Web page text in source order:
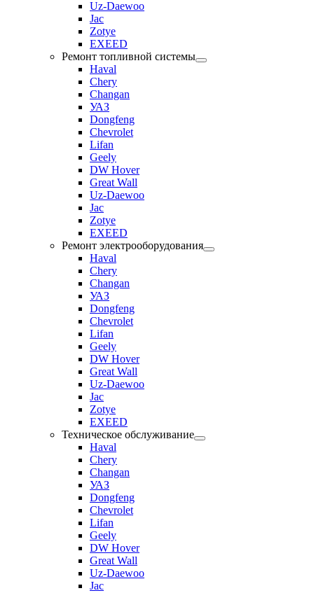
Uz-Daewoo
Jac
Zotye
EXEED
Ремонт топливной системы
Haval
Chery
Changan
УАЗ
Dongfeng
Chevrolet
Lifan
Geely
DW Hover
Great Wall
Uz-Daewoo
Jac
Zotye
EXEED
Ремонт электрооборудования
Haval
Chery
Changan
УАЗ
Dongfeng
Chevrolet
Lifan
Geely
DW Hover
Great Wall
Uz-Daewoo
Jac
Zotye
EXEED
Техническое обслуживание
Haval
Chery
Changan
УАЗ
Dongfeng
Chevrolet
Lifan
Geely
DW Hover
Great Wall
Uz-Daewoo
Jac